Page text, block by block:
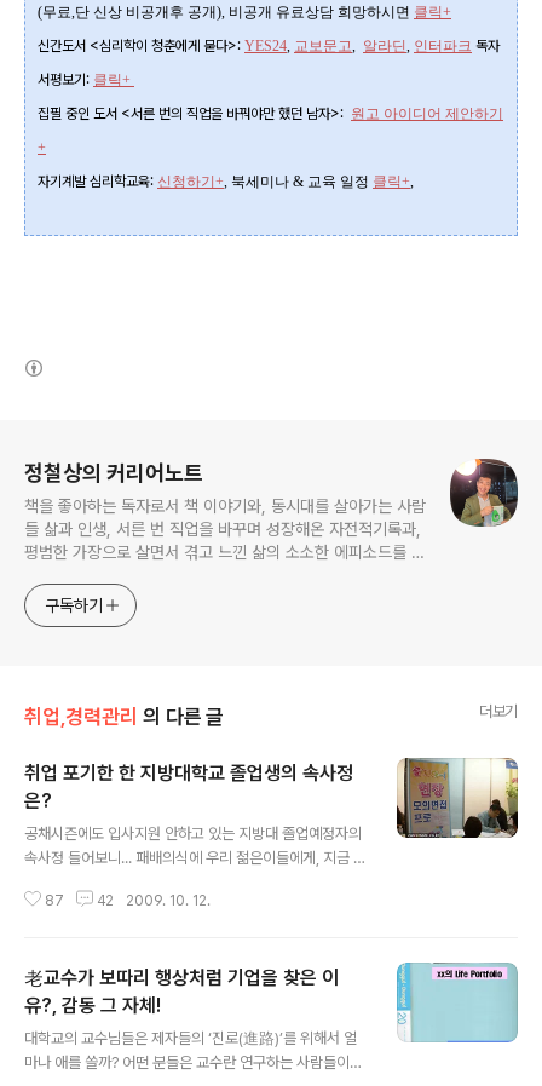
(무료,단 신상 비공개후 공개), 비공개 유료상담 희망하시면 클릭+
신간도서 <심리학이 청춘에게 묻다>: YES24, 교보문고, 알라딘, 인터파크 독자
서평보기: 클릭+
집필 중인 도서 <서른 번의 직업을 바꿔야만 했던 남자>: 원고 아이디어 제안하기
+
자기계발 심리학교육: 신청하기+, 북세미나 & 교육 일정 클릭+,
정철상의 커리어노트
책을 좋아하는 독자로서 책 이야기와, 동시대를 살아가는 사람
들 삶과 인생, 서른 번 직업을 바꾸며 성장해온 자전적기록과,
평범한 가장으로 살면서 겪고 느낀 삶의 소소한 에피소드를 전
고픈 커리어코치, 유튜브: 정교수의 인생수업
구독하기
취업,경력관리 의 다른 글 더보기
취업 포기한 한 지방대학교 졸업생의 속사정
은?
공채시즌에도 입사지원 안하고 있는 지방대 졸업예정자의
속사정 들어보니... 패배의식에 우리 젊은이들에게, 지금 필
나갔다. 상담을 받으려던 대다수의 학생들이 내 부스 앞에
라 우왕좌왕하는 학생들의 심리가 느껴져 안타까운 마음이
들었다. (한 채용박람회에서 전문가와 상담 중인 사람들. 사
진 속의 안경낀 사람은 카리스마? 아니다. 박람회 현장의
한 전문가다. 나는 인물이 훨씬 좋다.ㅋㅋㅋ) 상담에서 만난
한 학생의 이야기다. 어쩌면 이것이 오늘을 살아가는 우리
87 42 2009. 10. 12.
老교수가 보따리 행상처럼 기업을 찾은 이
유?, 감동 그 자체!
대학교의 교수님들은 제자들의 ‘진로(進路)’를 위해서 얼
마나 애를 쓸까? 어떤 분들은 교수란 연구하는 사람들이지,